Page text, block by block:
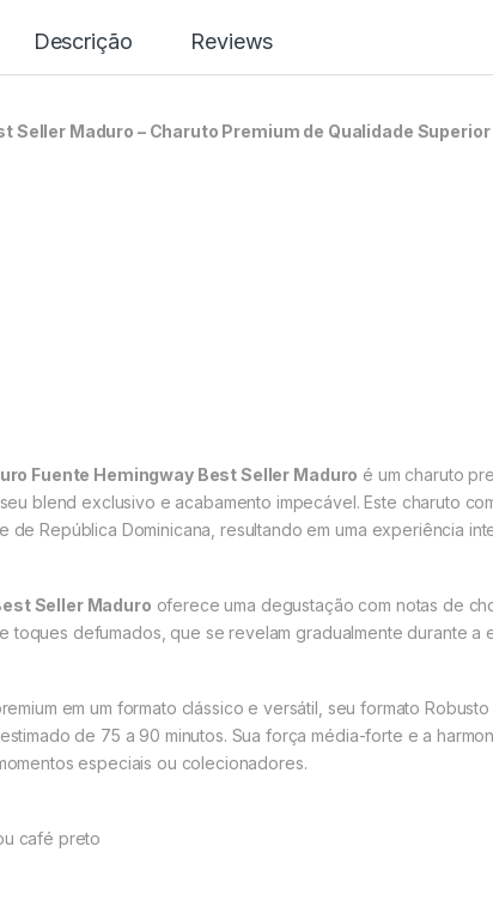
Descrição Reviews
Seller Maduro – Charuto Premium de Qualidade Superior
Fuente Hemingway Best Seller Maduro é um charuto
blend exclusivo e acabamento impecável. Este charuto
de República Dominicana, resultando em uma experiência
Seller Maduro oferece uma degustação com notas de
toques defumados, que se revelam gradualmente durante a
em um formato clássico e versátil, seu formato
de 75 a 90 minutos. Sua força média-forte e a
especiais ou colecionadores.
café preto